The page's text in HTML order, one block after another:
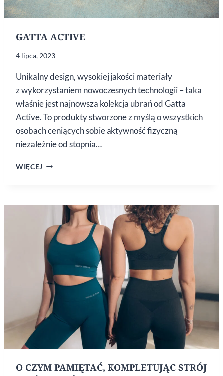
GATTA ACTIVE
4 lipca, 2023
Unikalny design, wysokiej jakości materiały
z wykorzystaniem nowoczesnych technologii – taka
właśnie jest najnowsza kolekcja ubrań od Gatta
Active. To produkty stworzone z myślą o wszystkich
osobach ceniących sobie aktywność fizyczną
niezależnie od stopnia…
WIĘCEJ GATTA
O CZYM PAMIĘTAĆ, KOMPLETUJĄC STRÓJ